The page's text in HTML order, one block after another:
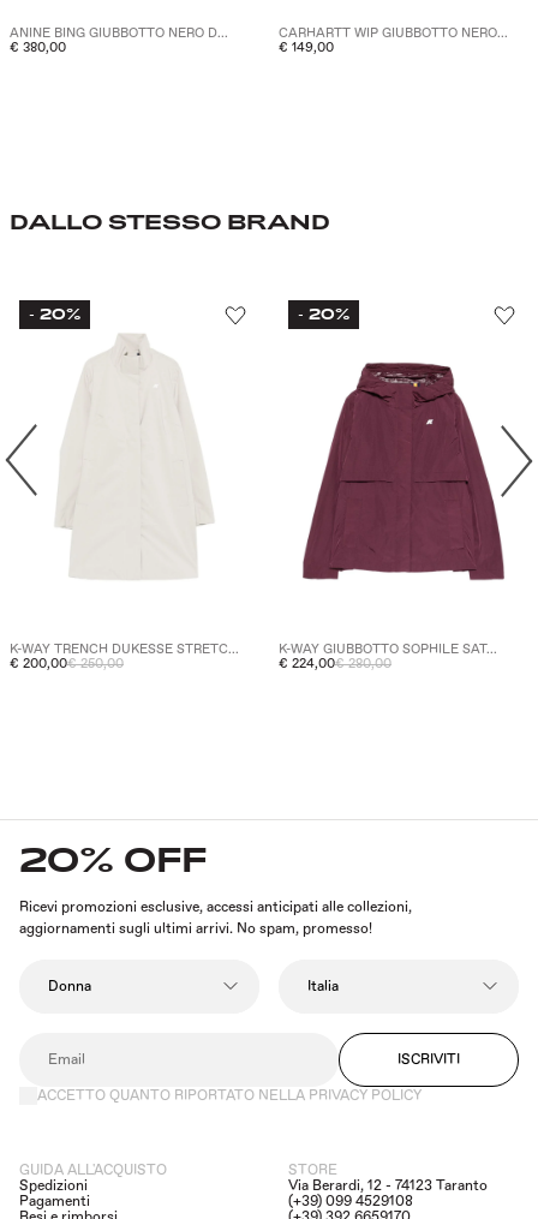
ANINE BING GIUBBOTTO NERO D...
€ 380,00
CARHARTT WIP GIUBBOTTO NERO...
€ 149,00
DALLO STESSO BRAND
- 20%
K-WAY TRENCH DUKESSE STRETC...
€ 200,00€ 250,00
- 20%
K-WAY GIUBBOTTO SOPHILE SAT...
€ 224,00€ 280,00
20% OFF
Ricevi promozioni esclusive, accessi anticipati alle collezioni,
aggiornamenti sugli ultimi arrivi. No spam, promesso!
ISCRIVITI
ACCETTO QUANTO RIPORTATO NELLA PRIVACY POLICY
GUIDA ALL'ACQUISTO
Spedizioni
Pagamenti
STORE
Via Berardi, 12 - 74123 Taranto
(+39) 099 4529108